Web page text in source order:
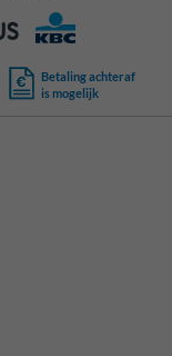
Betaling achteraf
is mogelijk